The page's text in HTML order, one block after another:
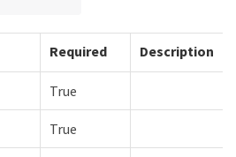
Required Description
True
True